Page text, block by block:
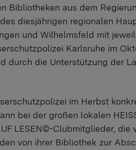
Bibliotheken aus dem
diesjährigen regionalen
und Wilhelmsfeld mit
Karlsruhe im
durch die Unterstützung der
im Herbst
bei der großen lokalen
LESEN©-Clubmitglieder, die
von ihrer Bibliothek zur